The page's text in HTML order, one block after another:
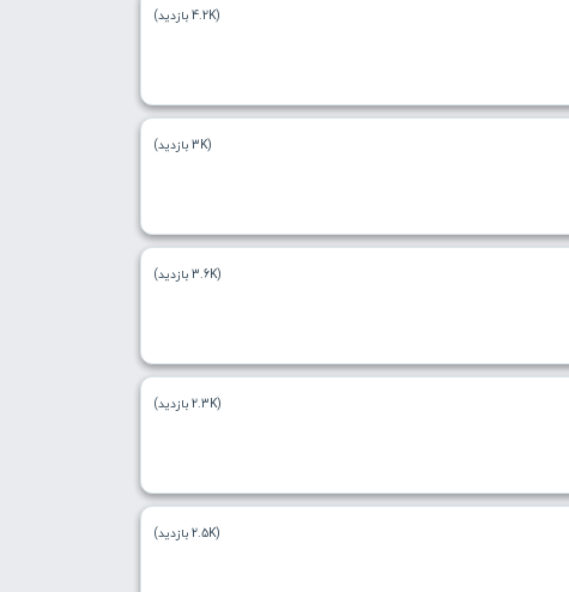
(4.2K بازدید)
(3K بازدید)
(3.6K بازدید)
(2.3K بازدید)
(2.5K بازدید)